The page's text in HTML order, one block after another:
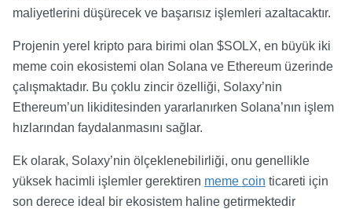
maliyetlerini düşürecek ve başarısız işlemleri azaltacaktır.
Projenin yerel kripto para birimi olan $SOLX, en büyük iki
meme coin ekosistemi olan Solana ve Ethereum üzerinde
çalışmaktadır. Bu çoklu zincir özelliği, Solaxy’nin
Ethereum’un likiditesinden yararlanırken Solana’nın işlem
hızlarından faydalanmasını sağlar.
Ek olarak, Solaxy’nin ölçeklenebilirliği, onu genellikle
yüksek hacimli işlemler gerektiren meme coin ticareti için
son derece ideal bir ekosistem haline getirmektedir